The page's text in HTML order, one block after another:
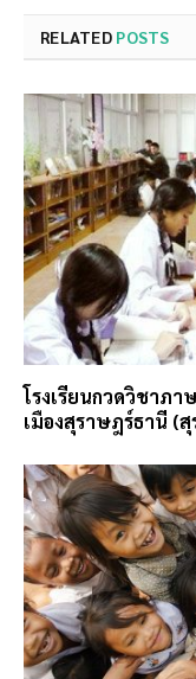
RELATED POSTS
โรงเรียนกวดวิชาภ
เมืองสุราษฎร์ธานี (